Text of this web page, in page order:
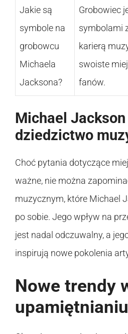
Jakie są
symbole na
grobowcu
Michaela
Jacksona?
Grobowiec
symbolami
karierą
swoiste
fanów.
Michael Jackson
dziedzictwo
Choć pytania dotyczące
ważne, nie można
muzycznym, które Michael
po sobie. Jego wpływ na
jest nadal odczuwalny, a
inspirują nowe pokolenia
Nowe trendy